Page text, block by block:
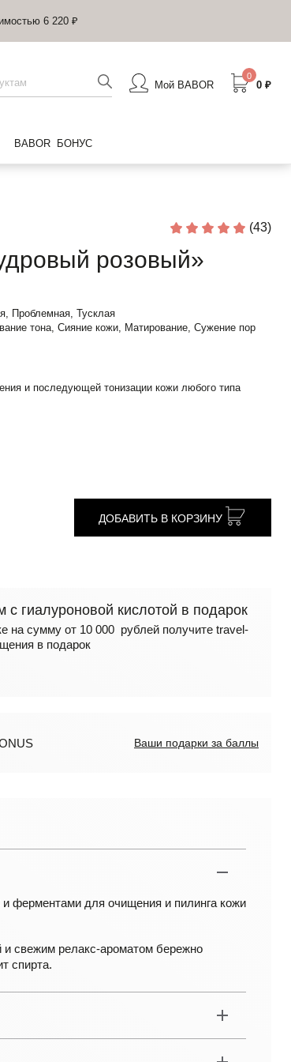
6 220 ₽
Мой BABOR
0
0 ₽
BABOR БОНУС
(43)
розовый»
Проблемная, Тусклая
тона, Сияние кожи, Матирование, Сужение пор
и последующей тонизации кожи любого типа
ДОБАВИТЬ В КОРЗИНУ
гиалуроновой кислотой в подарок
на сумму от 10 000 рублей получите travel-
в подарок
Ваши подарки за баллы
ферментами для очищения и пилинга кожи
свежим релакс-ароматом бережно
спирта.